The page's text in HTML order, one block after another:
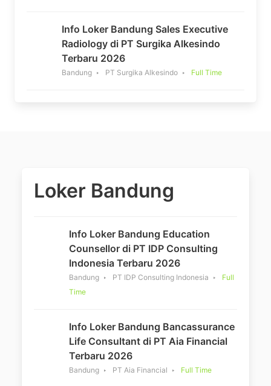
Info Loker Bandung Sales Executive
Radiology di PT Surgika Alkesindo
Terbaru 2026
Bandung PT Surgika Alkesindo Full Time
Loker Bandung
Info Loker Bandung Education
Counsellor di PT IDP Consulting
Indonesia Terbaru 2026
Bandung PT IDP Consulting Indonesia
Full
Time
Info Loker Bandung Bancassurance
Life Consultant di PT Aia Financial
Terbaru 2026
Bandung PT Aia Financial Full Time